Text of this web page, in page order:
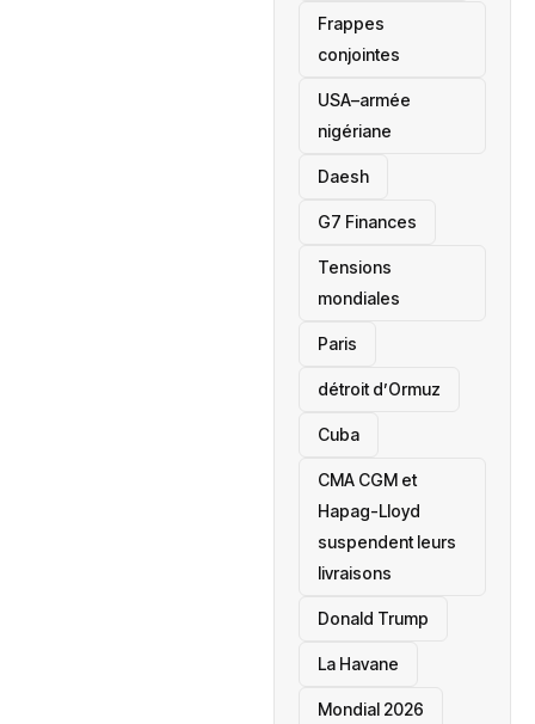
Frappes
conjointes
USA–armée
nigériane
Daesh
‎G7 Finances
Tensions
mondiales
Paris
détroit d’Ormuz
‎Cuba
CMA CGM et
Hapag-Lloyd
suspendent leurs
livraisons
Donald Trump
La Havane
Mondial 2026